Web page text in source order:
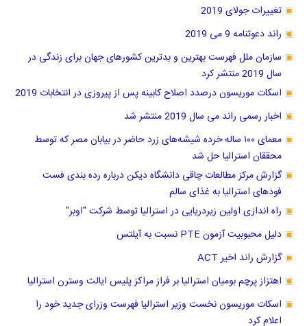
تغییرات جولای 2019
راند دعوتنامه 9 می 2019
سازمان ملل فهرست بهترین و بدترین کشور‌های جهان برای زندگی در
سال 2019 منتشر کرد
اسکات موریسون درصدد اصلاح کابینه پس از پیروزی در انتخابات 2019
اخبار رسمی راند می سال 2019 منتشر شد
معمای ۱۰۰ ساله خرده شیشه‌های زرد حاضر در بیابان مصر که توسط
محققان استرالیا حل شد
گزارش مرکز مطالعات چاقی دانشگاه دیکن درباره رده بندی فست
فودهای استرالیا به غذای سالم
راه اندازی اولین زیردریایی در استرالیا توسط شرکت "اوبر"
دلیل محبوبیت آزمون PTE نسبت به آیلتس
گزارش راند اخیر ACT
اهتزاز پرچم بومیان استرالیا بر فراز مراکز پلیس ایالت وسترن استرالیا
اسکات موریسون نخست وزیر استرالیا فهرست وزرای جدید خود را
اعلام کرد